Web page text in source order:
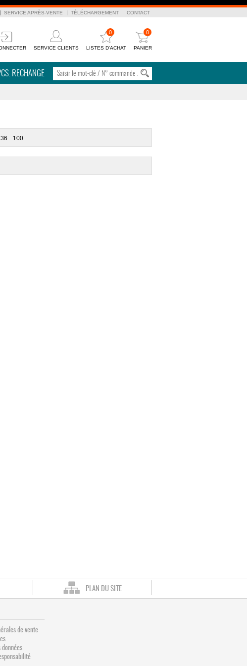
SERVICE APRÈS-VENTE TÉLÉCHARGEMENT CONTACT
SERVICE CLIENTS
0
LISTES D'ACHAT
0
PANIER
RECHANGE
36 100
PLAN DU SITE
de vente
données